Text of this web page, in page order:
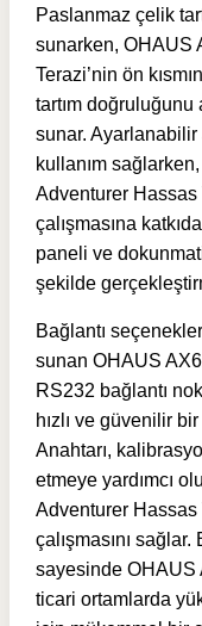
Paslanmaz çelik
sunarken, OHAUS
Terazi’nin ön
tartım doğruluğunu
sunar. Ayarlanabilir
kullanım
Adventurer Hassas
çalışmasına
paneli ve
şekilde
Bağlantı
sunan OHAUS
RS232 bağlantı
hızlı ve güvenilir
Anahtarı,
etmeye yardımcı
Adventurer Hassas
çalışmasını
sayesinde OHAUS
ticari ortamlarda